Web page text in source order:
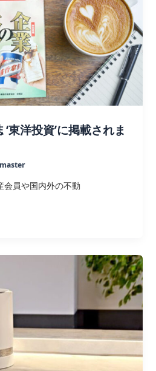
東洋投資’に掲載されま
会員や国内外の不動